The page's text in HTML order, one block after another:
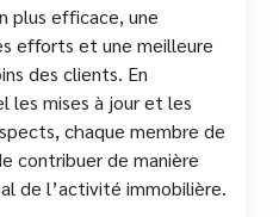
plus efficace, une
efforts et une meilleure
des clients. En
les mises à jour et les
chaque membre de
contribuer de manière
de l’activité immobilière.